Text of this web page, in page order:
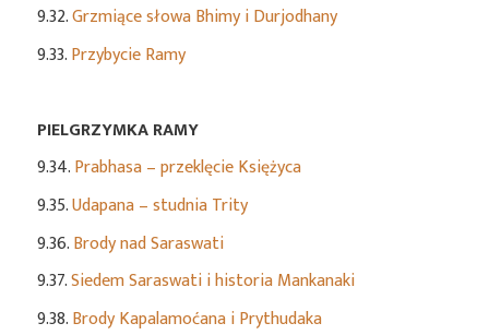
9.32.Grzmiące słowa Bhimy i Durjodhany
9.33.Przybycie Ramy
PIELGRZYMKA RAMY
9.34.Prabhasa – przeklęcie Księżyca
9.35.Udapana – studnia Trity
9.36.Brody nad Saraswati
9.37.Siedem Saraswati i historia Mankanaki
9.38.Brody Kapalamoćana i Prythudaka